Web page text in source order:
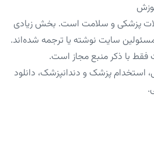
پزشکی و سلامت است. بخش زیادی
سایت نوشته یا ترجمه شده‌اند.
فقط با ذکر منبع مجاز است.
استخدام پزشک و دندانپزشک، دانلود